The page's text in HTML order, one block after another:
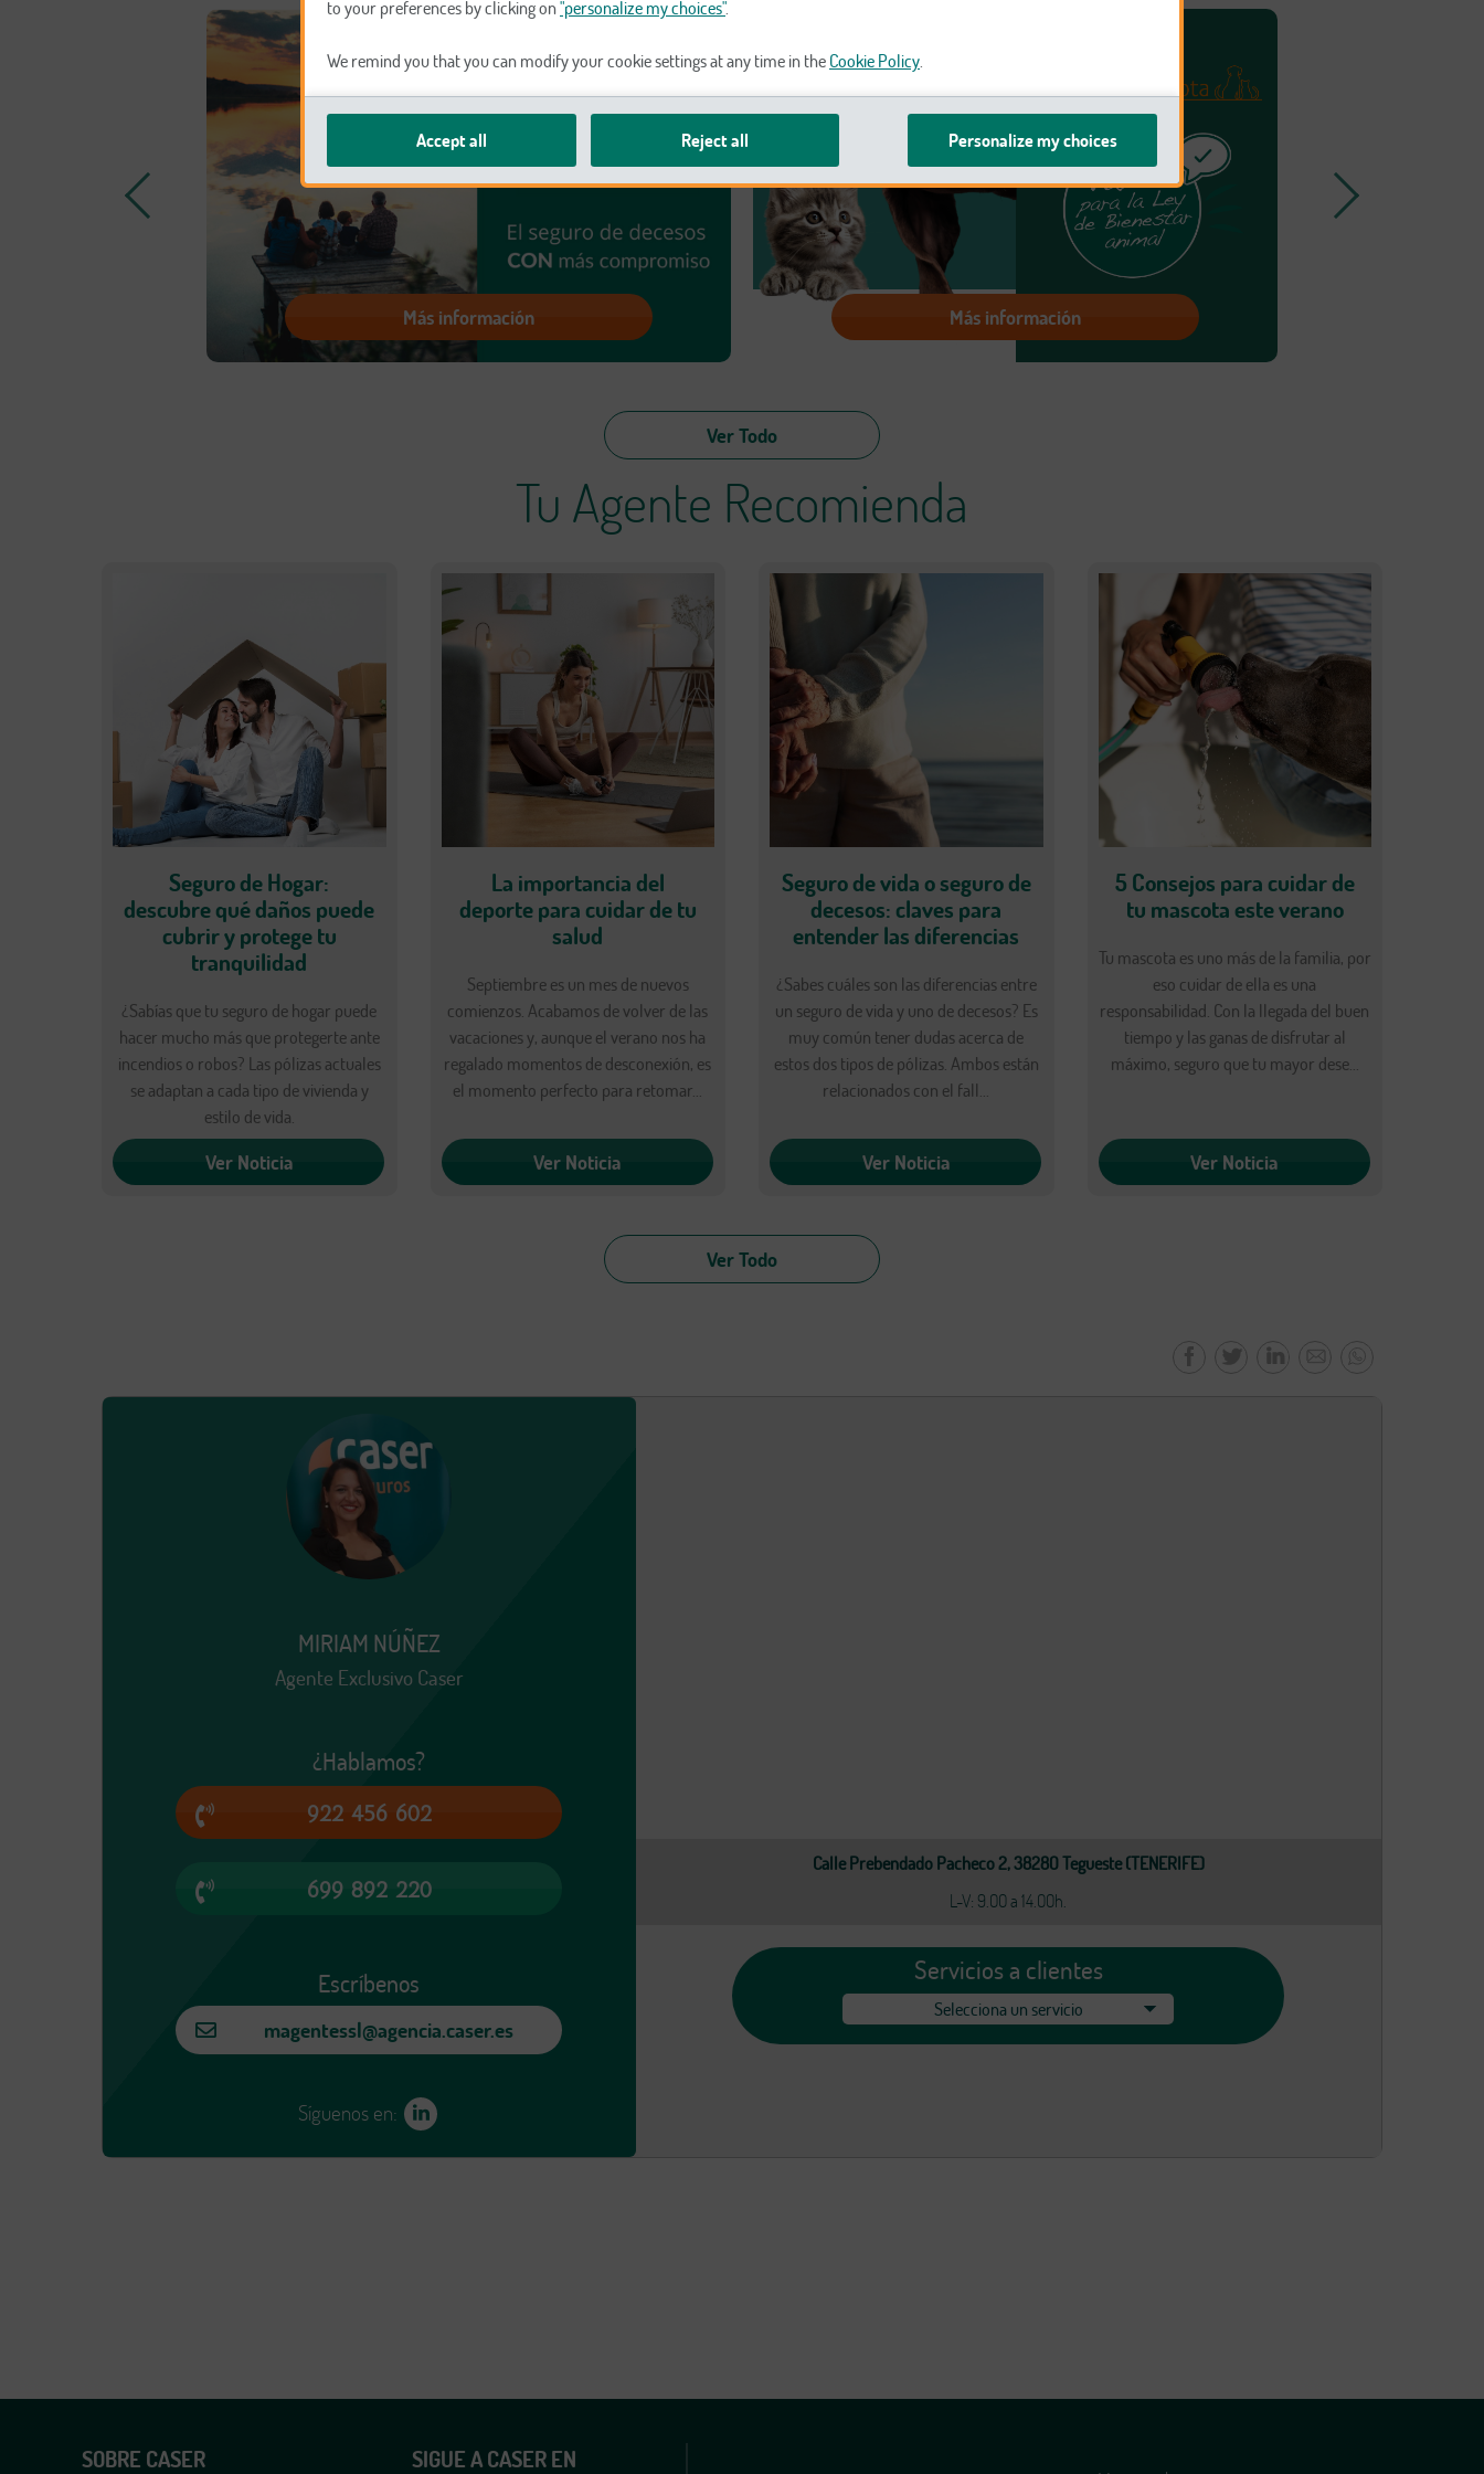
Más información Más información
Ver Todo
Tu Agente Recomienda
Seguro de Hogar:
descubre qué daños puede
cubrir y protege tu
tranquilidad
¿Sabías que tu seguro de hogar puede
hacer mucho más que protegerte ante
incendios o robos? Las pólizas actuales
se adaptan a cada tipo de vivienda y
estilo de vida.
Ver Noticia
La importancia del
deporte para cuidar de tu
salud
Septiembre es un mes de nuevos
comienzos. Acabamos de volver de las
vacaciones y, aunque el verano nos ha
regalado momentos de desconexión, es
el momento perfecto para retomar...
Ver Noticia
Seguro de vida o seguro de
decesos: claves para
entender las diferencias
¿Sabes cuáles son las diferencias entre
un seguro de vida y uno de decesos? Es
muy común tener dudas acerca de
estos dos tipos de pólizas. Ambos están
relacionados con el fall...
Ver Noticia
5 Consejos para cuidar de
tu mascota este verano
Tu mascota es uno más de la familia, por
eso cuidar de ella es una
responsabilidad. Con la llegada del buen
tiempo y las ganas de disfrutar al
máximo, seguro que tu mayor dese...
Ver Noticia
Ver Todo
MIRIAM NÚÑEZ
Agente Exclusivo Caser
¿Hablamos?
922 456 602
699 892 220
Escríbenos
magentessl@agencia.caser.es
Síguenos en:
Calle Prebendado Pacheco 2, 38280 Tegueste (TENERIFE)
L-V: 9.00 a 14.00h.
Servicios a clientes
Selecciona un servicio
SOBRE CASER SIGUE A CASER EN
to your preferences by clicking on"personalize my choices".
We remind you that you can modify your cookie settings at any time in the Cookie Policy
Accept all Reject all Personalize my choices